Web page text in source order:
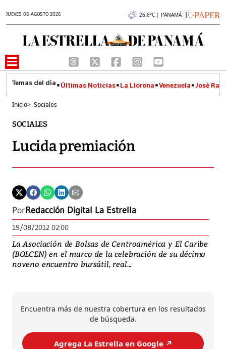
JUEVES 06 AGOSTO 2026 26.6°C | PANAMÁ
Últimas Noticias La Llorona Venezuela José
Inicio> Sociales
SOCIALES
Lucida premiación
PorRedacción Digital La Estrella
19/08/2012 02:00
La Asociación de Bolsas de Centroamérica y El Caribe
(BOLCEN) en el marco de la celebración de su décimo
noveno encuentro bursátil, real...
Encuentra más de nuestra cobertura en los resultados
de búsqueda.
Agrega La Estrella en Google ↗️